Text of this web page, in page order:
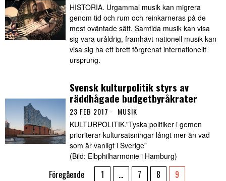
HISTORIA. Urgammal musik kan migrera
genom tid och rum och reinkarneras på de
mest oväntade sätt. Samtida musik kan visa
sig vara uråldrig, framhävt nationell musik kan
visa sig ha ett brett förgrenat internationellt
ursprung.
Svensk kulturpolitik styrs av
räddhågade budgetbyråkrater
23 FEB 2017 MUSIK
KULTURPOLITIK.”Tyska politiker i gemen
prioriterar kultursatsningar långt mer än vad
som är vanligt i Sverige”
(Bild: Elbphilharmonie i Hamburg)
Föregående 1 … 7 8 9